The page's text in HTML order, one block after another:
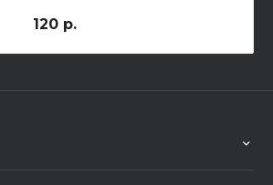
120 р.